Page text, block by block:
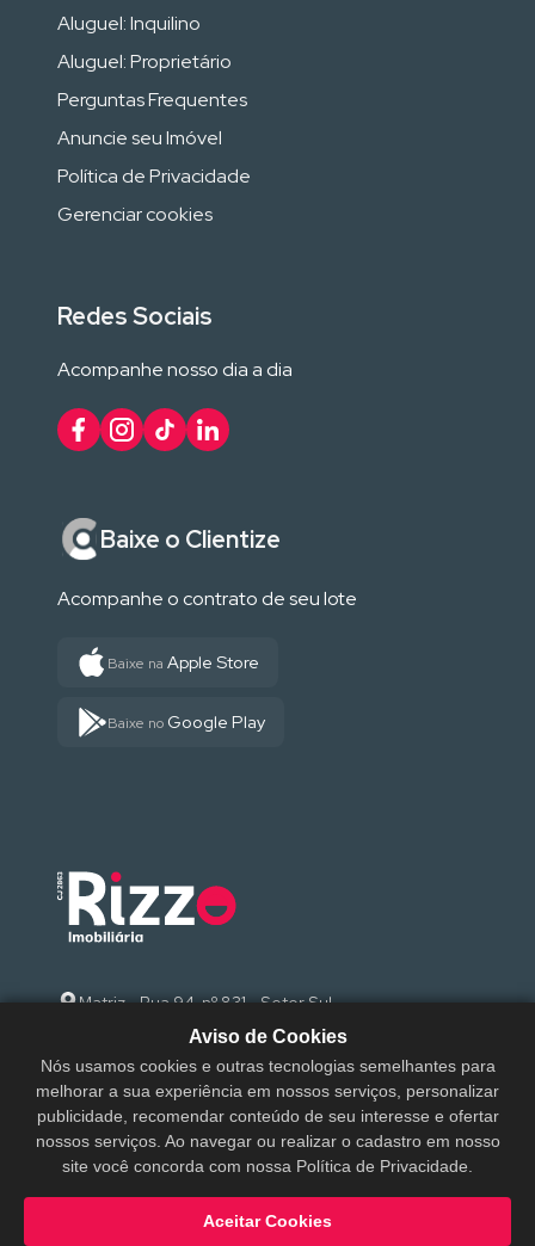
Matriz - Rua 94, nº 831 - Setor Sul
sac@rizzoimobiliaria.com.br
Aluguel: Inquilino
Aluguel: Proprietário
Perguntas Frequentes
Anuncie seu Imóvel
Política de Privacidade
Gerenciar cookies
Redes Sociais
Acompanhe nosso dia a dia
Baixe o Clientize
Acompanhe o contrato de seu lote
Baixe na Apple Store
Baixe no Google Play
Rizzo Imobiliária © 2026 - Todos os direitos
Aviso de Cookies
Nós usamos cookies e outras tecnologias semelhantes para
melhorar a sua experiência em nossos serviços, personalizar
publicidade, recomendar conteúdo de seu interesse e ofertar
nossos serviços. Ao navegar ou realizar o cadastro em nosso
site você concorda com nossa Política de Privacidade.
Aceitar Cookies